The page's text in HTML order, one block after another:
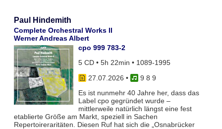
Paul Hindemith
Complete Orchestral Works II
Werner Andreas Albert
cpo 999 783-2
5 CD • 5h 22min • 1089-1995
27.07.2026 •
9 8 9
Es ist nunmehr 40 Jahre her, dass das
Label cpo gegründet wurde –
mittlerweile natürlich längst eine fest
etablierte Größe am Markt, speziell in Sachen
Repertoireraritäten. Diesen Ruf hat sich die „Osnabrücker